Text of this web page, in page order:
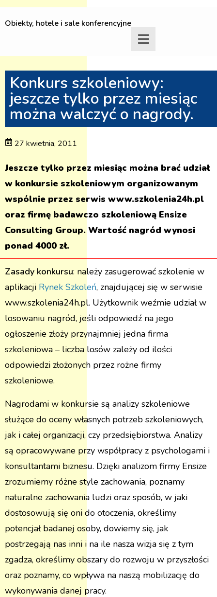
Obiekty, hotele i sale konferencyjne
Konkurs szkoleniowy:
jeszcze tylko przez miesiąc
można walczyć o nagrody.
27 kwietnia, 2011
Jeszcze tylko przez miesiąc można brać udział
w konkursie szkoleniowym organizowanym
wspólnie przez serwis www.szkolenia24h.pl
oraz firmę badawczo szkoleniową Ensize
Consulting Group. Wartość nagród wynosi
ponad 4000 zł.
Zasady konkursu: należy zasugerować szkolenie w
aplikacji Rynek Szkoleń, znajdującej się w serwisie
www.szkolenia24h.pl. Użytkownik weźmie udział w
losowaniu nagród, jeśli odpowiedź na jego
ogłoszenie złoży przynajmniej jedna firma
szkoleniowa – liczba losów zależy od ilości
odpowiedzi złożonych przez rożne firmy
szkoleniowe.
Nagrodami w konkursie są analizy szkoleniowe
służące do oceny własnych potrzeb szkoleniowych,
jak i całej organizacji, czy przedsiębiorstwa. Analizy
są opracowywane przy współpracy z psychologami i
konsultantami biznesu. Dzięki analizom firmy Ensize
zrozumiemy różne style zachowania, poznamy
naturalne zachowania ludzi oraz sposób, w jaki
dostosowują się oni do otoczenia, określimy
potencjał badanej osoby, dowiemy się, jak
postrzegają nas inni i na ile nasza wizja się z tym
zgadza, określimy obszary do rozwoju w przyszłości
oraz poznamy, co wpływa na naszą mobilizację do
wykonywania danej pracy.